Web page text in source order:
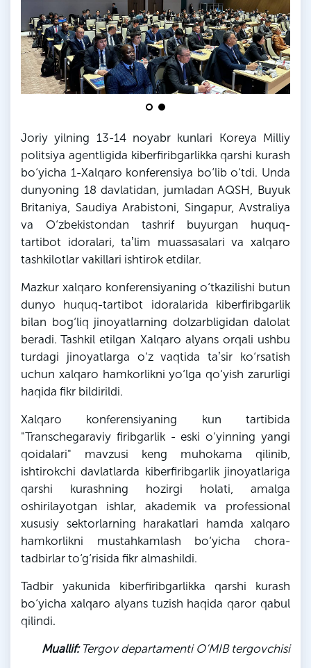
Joriy yilning 13-14 noyabr kunlari Koreya Milliy
politsiya agentligida kiberfiribgarlikka qarshi kurash
bo‘yicha 1-Xalqaro konferensiya bo‘lib o‘tdi. Unda
dunyoning 18 davlatidan, jumladan AQSH, Buyuk
Britaniya, Saudiya Arabistoni, Singapur, Avstraliya
va O‘zbekistondan tashrif buyurgan huquq-
tartibot idoralari, taʼlim muassasalari va xalqaro
tashkilotlar vakillari ishtirok etdilar.
Mazkur xalqaro konferensiyaning o‘tkazilishi butun
dunyo huquq-tartibot idoralarida kiberfiribgarlik
bilan bog‘liq jinoyatlarning dolzarbligidan dalolat
beradi. Tashkil etilgan Xalqaro alyans orqali ushbu
turdagi jinoyatlarga o‘z vaqtida taʼsir ko‘rsatish
uchun xalqaro hamkorlikni yo‘lga qo‘yish zarurligi
haqida fikr bildirildi.
Xalqaro konferensiyaning kun tartibida
"Transchegaraviy firibgarlik - eski o‘yinning yangi
qoidalari" mavzusi keng muhokama qilinib,
ishtirokchi davlatlarda kiberfiribgarlik jinoyatlariga
qarshi kurashning hozirgi holati, amalga
oshirilayotgan ishlar, akademik va professional
xususiy sektorlarning harakatlari hamda xalqaro
hamkorlikni mustahkamlash bo‘yicha chora-
tadbirlar to‘g‘risida fikr almashildi.
Tadbir yakunida kiberfiribgarlikka qarshi kurash
bo‘yicha xalqaro alyans tuzish haqida qaror qabul
qilindi.
Muallif:Tergov departamenti O‘MIBtergovchisi